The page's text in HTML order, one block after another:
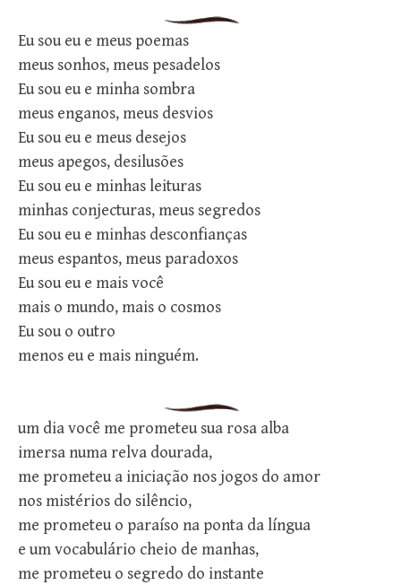
Eu sou eu e meus poemas
meus sonhos, meus pesadelos
Eu sou eu e minha sombra
meus enganos, meus desvios
Eu sou eu e meus desejos
meus apegos, desilusões
Eu sou eu e minhas leituras
minhas conjecturas, meus segredos
Eu sou eu e minhas desconfianças
meus espantos, meus paradoxos
Eu sou eu e mais você
mais o mundo, mais o cosmos
Eu sou o outro
menos eu e mais ninguém.
um dia você me prometeu sua rosa alba
imersa numa relva dourada,
me prometeu a iniciação nos jogos do amor
nos mistérios do silêncio,
me prometeu o paraíso na ponta da língua
e um vocabulário cheio de manhas,
me prometeu o segredo do instante